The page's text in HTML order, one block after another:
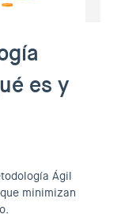
es y
Ágil
minimizan